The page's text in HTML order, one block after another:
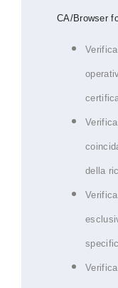
CA/Browser
della